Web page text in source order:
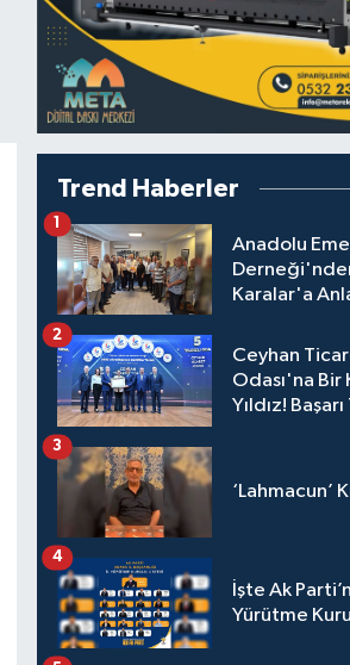
Trend Haberler
Anadolu
Karalar'a
1
Ceyhan
Odası'na Bir
Yıldız!
2
‘Lahmacun’
3
İşte Ak
Yürütme
4